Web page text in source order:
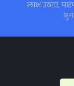
लाभ उठाएं,